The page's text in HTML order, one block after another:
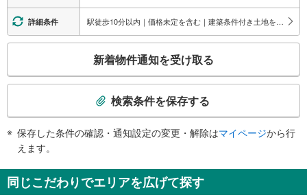
詳細条件 駅徒歩10分以内｜価格未定を含む｜建築条件付き土地を含む
検
知
を
新着物件通知を受け取る
検索条件を保存する
保存した条件の確認・通知設定の変更・解除はマイページから行
えます。
同じこだわりでエリアを広げて探す